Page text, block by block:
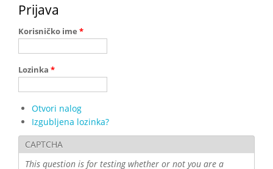
Prijava
Korisničko ime *
Lozinka *
Otvori nalog
Izgubljena lozinka?
CAPTCHA
This question is for testing whether or not you are a